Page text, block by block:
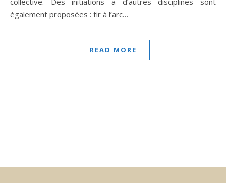
également proposées : tir à l’arc…
READ MORE